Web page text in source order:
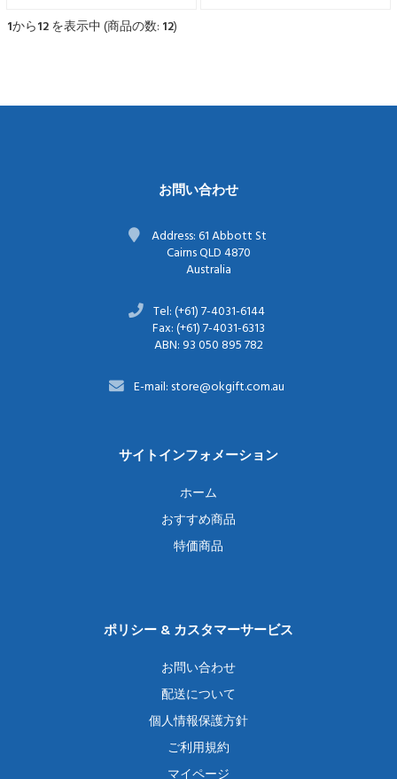
は必須項目です ※ 沖縄への
※年末年始は配送がございま
※年末年始は配送がございま
1から12を表示中 (商品の数: 12)
お問い合わせ
Address: 61 Abbott St
Cairns QLD 4870
Australia
Tel: (+61) 7-4031-6144
Fax: (+61) 7-4031-6313
ABN: 93 050 895 782
E-mail: store@okgift.com.au
サイトインフォメーション
ホーム
おすすめ商品
特価商品
ポリシー & カスタマーサービス
お問い合わせ
配送について
個人情報保護方針
ご利用規約